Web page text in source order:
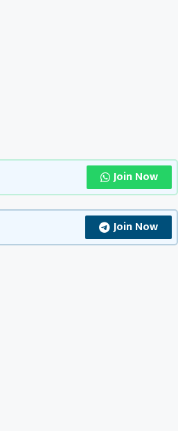
Join Now
Join Now